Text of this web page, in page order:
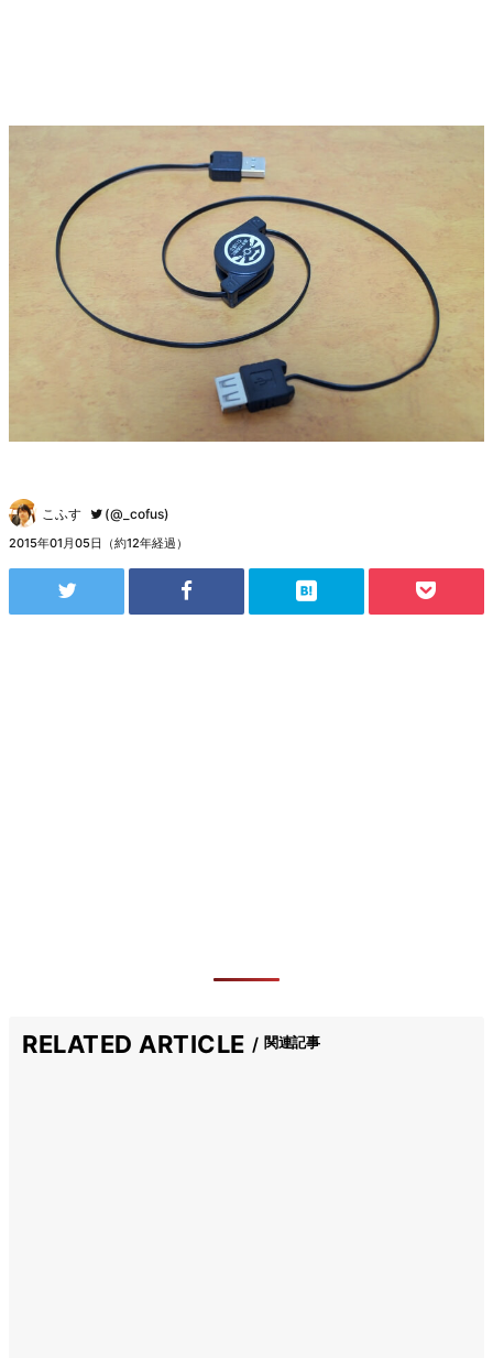
こふす (@_cofus)
2015年01月05日（約12年経過）
RELATED ARTICLE 関連記事